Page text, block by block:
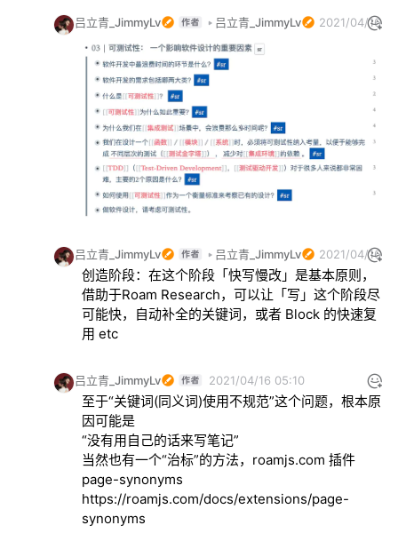
吕立青_JimmyLv 吕立青_JimmyLv 2021/04/16
吕立青_JimmyLv 吕立青_JimmyLv 2021/04/16
创造阶段：在这个阶段「快写慢改」是基本原则，
借助于Roam Research，可以让「写」这个阶段尽
可能快，自动补全的关键词，或者 Block 的快速复
用 etc
吕立青_JimmyLv 2021/04/16 05:10
至于“关键词(同义词)使用不规范”这个问题，根本原
因可能是
“没有用自己的话来写笔记”
当然也有一个“治标”的方法，roamjs.com 插件
https://roamjs.com/docs/extensions/page-
synonyms